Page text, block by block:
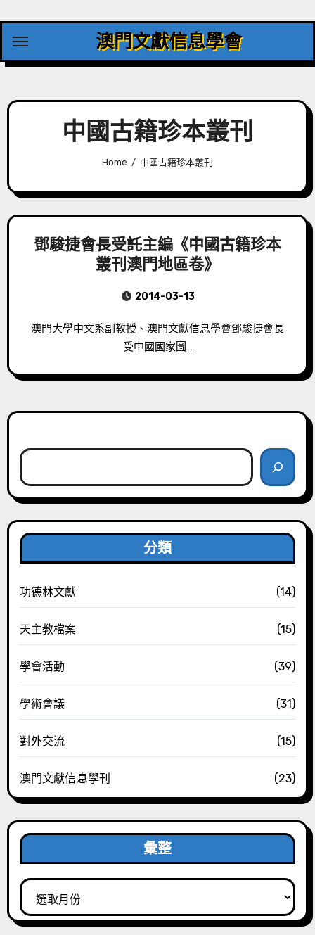
content
澳門文獻信息學會
中國古籍珍本叢刊
Home 中國古籍珍本叢刊
鄧駿捷會長受託主編《中國古籍珍本
叢刊澳門地區卷》
2014-03-13
澳門大學中文系副教授、澳門文獻信息學會鄧駿捷會長
受中國國家圖…
分類
功德林文獻 (14)
天主教檔案 (15)
學會活動 (39)
學術會議 (31)
對外交流 (15)
澳門文獻信息學刊 (23)
彙整
彙
整